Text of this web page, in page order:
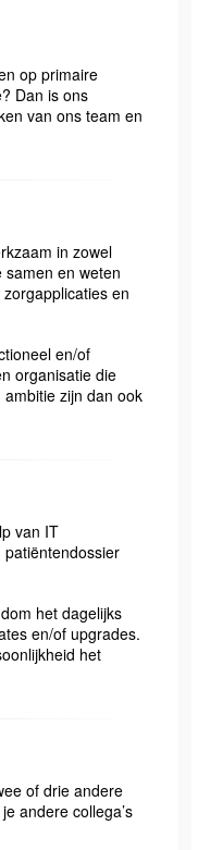
op primaire
Dan is ons
van ons team en
in zowel
en weten
en
en/of
organisatie die
zijn dan ook
van IT
het dagelijks
en/of upgrades.
het
of drie andere
andere collega’s